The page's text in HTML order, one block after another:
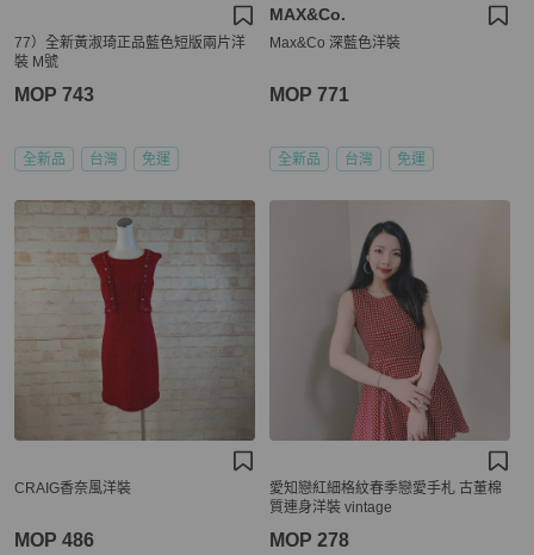
77）全新黃淑琦正品藍色短版兩片洋
裝 M號
MOP 743
全新品 台灣 免運
MAX&Co.
Max&Co 深藍色洋裝
MOP 771
全新品 台灣 免運
CRAIG香奈風洋裝
MOP 486
愛知戀紅細格紋春季戀愛手札 古董棉
質連身洋裝 vintage
MOP 278